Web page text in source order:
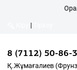
Қалалықтар
Орал
|
8 (7112) 50-86-
Қ.Жұмағалиев